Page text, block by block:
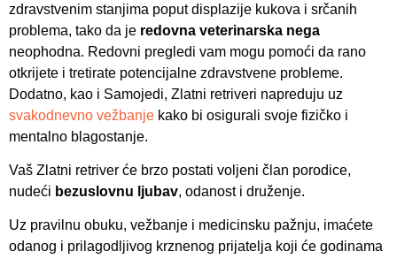
zdravstvenim stanjima poput displazije kukova i srčanih
problema, tako da je redovna veterinarska nega
neophodna. Redovni pregledi vam mogu pomoći da rano
otkrijete i tretirate potencijalne zdravstvene probleme.
Dodatno, kao i Samojedi, Zlatni retriveri napreduju uz
svakodnevno vežbanje kako bi osigurali svoje fizičko i
mentalno blagostanje.
Vaš Zlatni retriver će brzo postati voljeni član porodice,
nudeći bezuslovnu ljubav, odanost i druženje.
Uz pravilnu obuku, vežbanje i medicinsku pažnju, imaćete
odanog i prilagodljivog krznenog prijatelja koji će godinama